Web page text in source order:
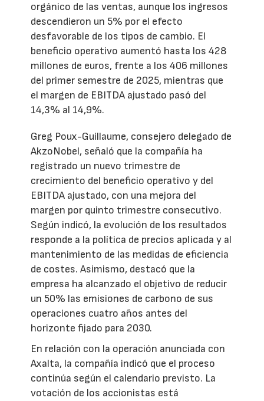
orgánico de las ventas, aunque los ingresos
descendieron un 5% por el efecto
desfavorable de los tipos de cambio. El
beneficio operativo aumentó hasta los 428
millones de euros, frente a los 406 millones
del primer semestre de 2025, mientras que
el margen de EBITDA ajustado pasó del
14,3% al 14,9%.
Greg Poux-Guillaume, consejero delegado de
AkzoNobel, señaló que la compañía ha
registrado un nuevo trimestre de
crecimiento del beneficio operativo y del
EBITDA ajustado, con una mejora del
margen por quinto trimestre consecutivo.
Según indicó, la evolución de los resultados
responde a la política de precios aplicada y al
mantenimiento de las medidas de eficiencia
de costes. Asimismo, destacó que la
empresa ha alcanzado el objetivo de reducir
un 50% las emisiones de carbono de sus
operaciones cuatro años antes del
horizonte fijado para 2030.
En relación con la operación anunciada con
Axalta, la compañía indicó que el proceso
continúa según el calendario previsto. La
votación de los accionistas está